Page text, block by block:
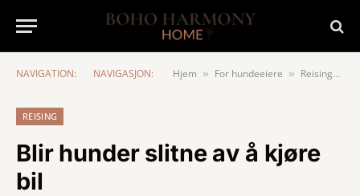
NAVIGATION: NAVIGASJON: Hjem » For hundeeiere » Reising »
REISING
Blir hunder slitne av å kjøre
bil